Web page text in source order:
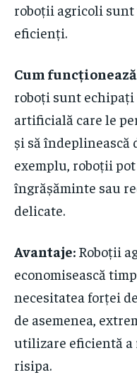
roboții agricoli
eficienți.
Cum
roboți sunt
artificială care le
și să îndeplinească
exemplu, roboții
îngrășăminte sau
delicate.
Avantaje: Roboții
economisească
necesitatea forței
de asemenea,
utilizare eficientă
risipa.